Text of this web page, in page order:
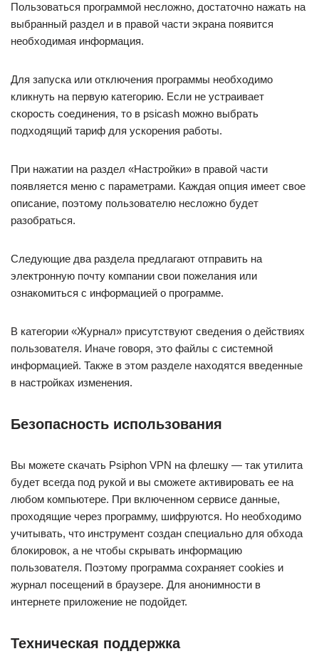
Пользоваться программой несложно, достаточно нажать на
выбранный раздел и в правой части экрана появится
необходимая информация.
Для запуска или отключения программы необходимо
кликнуть на первую категорию. Если не устраивает
скорость соединения, то в psicash можно выбрать
подходящий тариф для ускорения работы.
При нажатии на раздел «Настройки» в правой части
появляется меню с параметрами. Каждая опция имеет свое
описание, поэтому пользователю несложно будет
разобраться.
Следующие два раздела предлагают отправить на
электронную почту компании свои пожелания или
ознакомиться с информацией о программе.
В категории «Журнал» присутствуют сведения о действиях
пользователя. Иначе говоря, это файлы с системной
информацией. Также в этом разделе находятся введенные
в настройках изменения.
Безопасность использования
Вы можете скачать Psiphon VPN на флешку — так утилита
будет всегда под рукой и вы сможете активировать ее на
любом компьютере. При включенном сервисе данные,
проходящие через программу, шифруются. Но необходимо
учитывать, что инструмент создан специально для обхода
блокировок, а не чтобы скрывать информацию
пользователя. Поэтому программа сохраняет cookies и
журнал посещений в браузере. Для анонимности в
интернете приложение не подойдет.
Техническая поддержка